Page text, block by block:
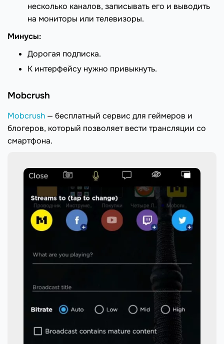
несколько каналов, записывать его и выводить
на мониторы или телевизоры.
Минусы:
Дорогая подписка.
К интерфейсу нужно привыкнуть.
Mobcrush
Mobcrush — бесплатный сервис для геймеров и
блогеров, который позволяет вести трансляции со
смартфона.